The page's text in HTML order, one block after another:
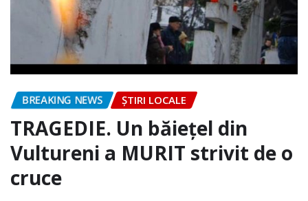
BREAKING NEWS ȘTIRI LOCALE
TRAGEDIE. Un băiețel din
Vultureni a MURIT strivit de o
cruce